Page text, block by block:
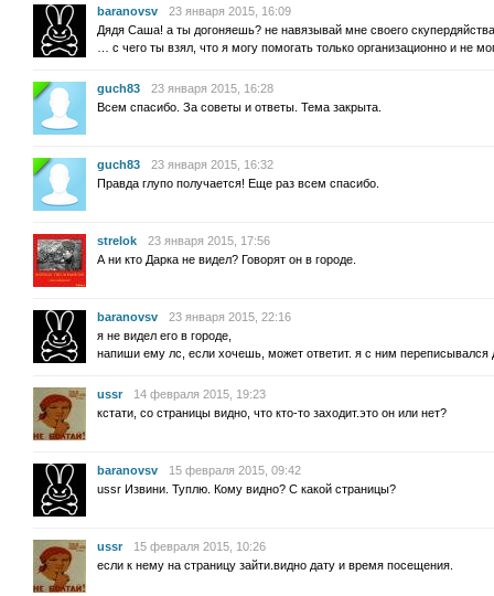
baranovsv
23 января 2015, 16:09
Дядя Саша! а ты догоняешь? не навязывай мне своего
… с чего ты взял, что я могу помогать только организационно и не
guch83
23 января 2015, 16:28
Всем спасибо. За советы и ответы. Тема закрыта.
guch83
23 января 2015, 16:32
Правда глупо получается! Еще раз всем спасибо.
strelok
23 января 2015, 17:56
А ни кто Дарка не видел? Говорят он в городе.
baranovsv
23 января 2015, 22:16
я не видел его в городе,
напиши ему лс, если хочешь, может ответит. я с ним переписывался
ussr
14 февраля 2015, 19:23
кстати, со страницы видно, что кто-то заходит.это он или нет?
baranovsv
15 февраля 2015, 09:42
ussr Извини. Туплю. Кому видно? С какой страницы?
ussr
15 февраля 2015, 10:26
если к нему на страницу зайти.видно дату и время посещения.